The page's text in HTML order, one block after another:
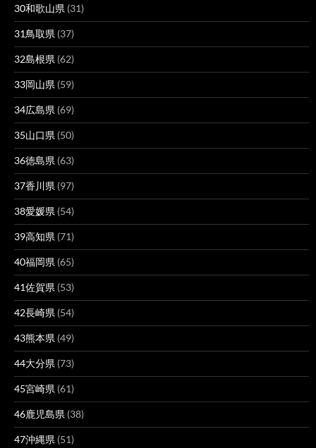
30和歌山県 (31)
31鳥取県 (37)
32島根県 (62)
33岡山県 (59)
34広島県 (69)
35山口県 (50)
36徳島県 (63)
37香川県 (97)
38愛媛県 (54)
39高知県 (71)
40福岡県 (65)
41佐賀県 (53)
42長崎県 (54)
43熊本県 (49)
44大分県 (73)
45宮崎県 (61)
46鹿児島県 (38)
47沖縄県 (51)